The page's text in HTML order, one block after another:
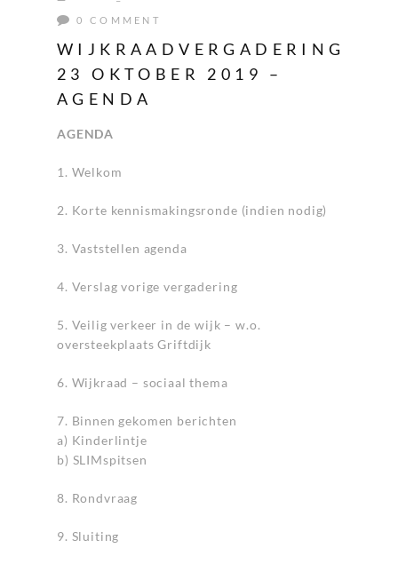
0 COMMENT
WIJKRAADVERGADERING
23 OKTOBER 2019 –
AGENDA
AGENDA
1. Welkom
2. Korte kennismakingsronde (indien nodig)
3. Vaststellen agenda
4. Verslag vorige vergadering
5. Veilig verkeer in de wijk – w.o.
oversteekplaats Griftdijk
6. Wijkraad – sociaal thema
7. Binnen gekomen berichten
a) Kinderlintje
b) SLIMspitsen
8. Rondvraag
9. Sluiting